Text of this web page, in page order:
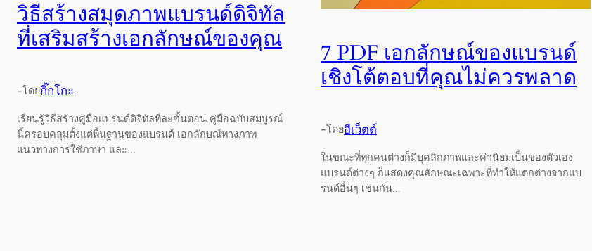
วิธีสร้างสมุดภาพแบรนด์ดิจิทัล
ที่เสริมสร้างเอกลักษณ์ของคุณ
-โดยกิ๊กโกะ
เรียนรู้วิธีสร้างคู่มือแบรนด์ดิจิทัลทีละขั้นตอน คู่มือฉบับสมบูรณ์
นี้ครอบคลุมตั้งแต่พื้นฐานของแบรนด์ เอกลักษณ์ทางภาพ
แนวทางการใช้ภาษา และ...
7 PDF เอกลักษณ์ของแบรนด์
เชิงโต้ตอบที่คุณไม่ควรพลาด
-โดยอีเว็ตต์
ในขณะที่ทุกคนต่างก็มีบุคลิกภาพและค่านิยมเป็นของตัวเอง
แบรนด์ต่างๆ ก็แสดงคุณลักษณะเฉพาะที่ทำให้แตกต่างจากแบ
รนด์อื่นๆ เช่นกัน…